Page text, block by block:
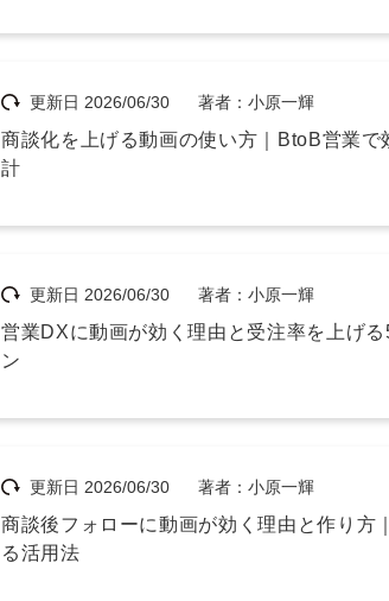
更新日 2026/06/30 著者：小原一輝
商談化を上げる動画の使い方｜BtoB営業で
計
更新日 2026/06/30 著者：小原一輝
営業DXに動画が効く理由と受注率を上げ
ン
更新日 2026/06/30 著者：小原一輝
商談後フォローに動画が効く理由と作り方
る活用法